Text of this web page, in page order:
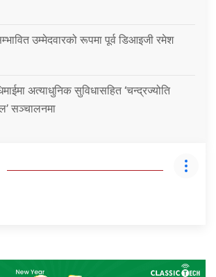
उम्मेदवारको रूपमा पूर्व डिआइजी रमेश
अत्याधुनिक सुविधासहित ‘चन्द्रज्योति
सञ्चालनमा